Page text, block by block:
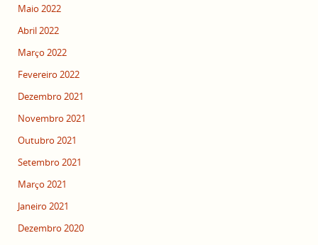
Maio 2022
Abril 2022
Março 2022
Fevereiro 2022
Dezembro 2021
Novembro 2021
Outubro 2021
Setembro 2021
Março 2021
Janeiro 2021
Dezembro 2020